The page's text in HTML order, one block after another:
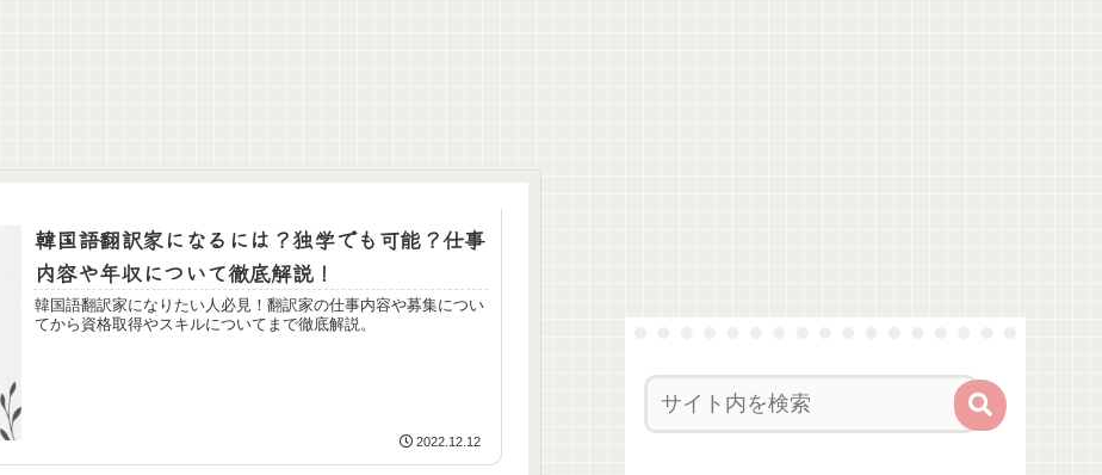
韓国語翻訳家になるには？独学でも可能？仕事
内容や年収について徹底解説！
韓国語翻訳家になりたい人必見！翻訳家の仕事内容や募集につい
てから資格取得やスキルについてまで徹底解説。
2022.12.12